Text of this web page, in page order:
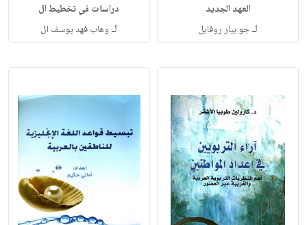
العهد الجديد
لـجو بيار روفايل
دراسات في تخطيط ال
لـ وهاب فهد يوسف ال